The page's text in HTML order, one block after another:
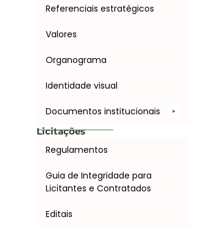
Referenciais estratégicos
Valores
Organograma
Identidade visual
Documentos institucionais
Licitações
Regulamentos
Guia de Integridade para
Licitantes e Contratados
Editais